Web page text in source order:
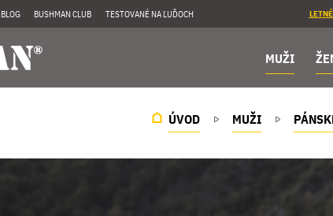
BLOG BUSHMAN CLUB TESTOVANÉ NA ĽUĎOCH
MUŽI
ÚVOD MUŽI